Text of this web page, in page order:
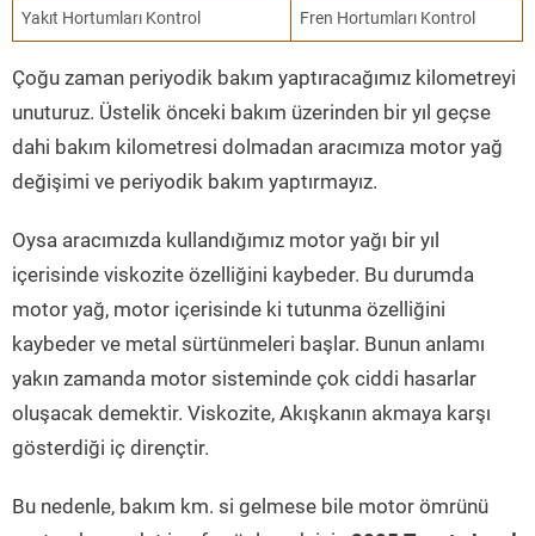
Yakıt Hortumları Kontrol Fren Hortumları Kontrol
Çoğu zaman periyodik bakım yaptıracağımız kilometreyi
unuturuz. Üstelik önceki bakım üzerinden bir yıl geçse
dahi bakım kilometresi dolmadan aracımıza motor yağ
değişimi ve periyodik bakım yaptırmayız.
Oysa aracımızda kullandığımız motor yağı bir yıl
içerisinde viskozite özelliğini kaybeder. Bu durumda
motor yağ, motor içerisinde ki tutunma özelliğini
kaybeder ve metal sürtünmeleri başlar. Bunun anlamı
yakın zamanda motor sisteminde çok ciddi hasarlar
oluşacak demektir. Viskozite, Akışkanın akmaya karşı
gösterdiği iç dirençtir.
Bu nedenle, bakım km. si gelmese bile motor ömrünü